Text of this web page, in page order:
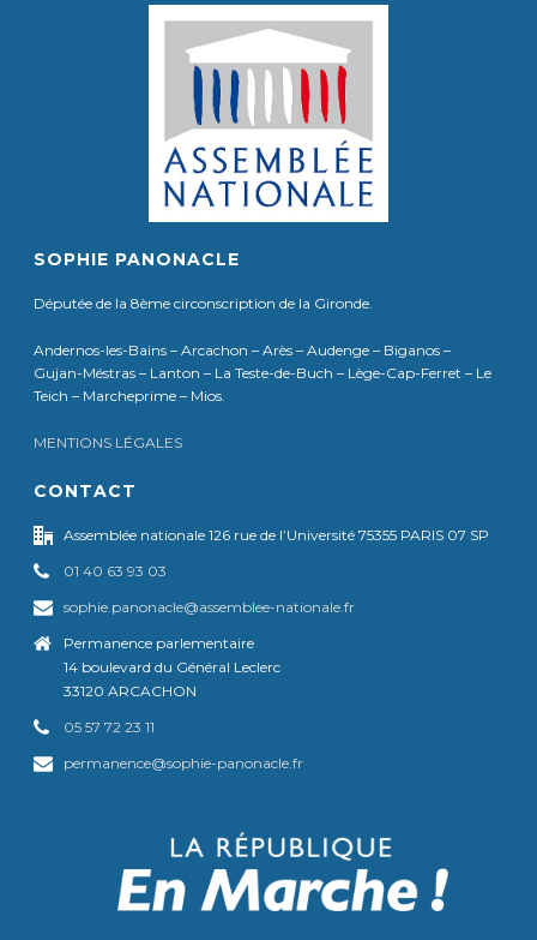
SOPHIE PANONACLE
Députée de la 8ème circonscription de la Gironde.
Andernos-les-Bains – Arcachon – Arès – Audenge – Biganos –
Gujan-Méstras – Lanton – La Teste-de-Buch – Lège-Cap-Ferret – Le
Teich – Marcheprime – Mios.
MENTIONS LÉGALES
CONTACT
Assemblée nationale 126 rue de l’Université 75355 PARIS 07 SP
01 40 63 93 03
sophie.panonacle@assemblee-nationale.fr
Permanence parlementaire
14 boulevard du Général Leclerc
33120 ARCACHON
05 57 72 23 11
permanence@sophie-panonacle.fr